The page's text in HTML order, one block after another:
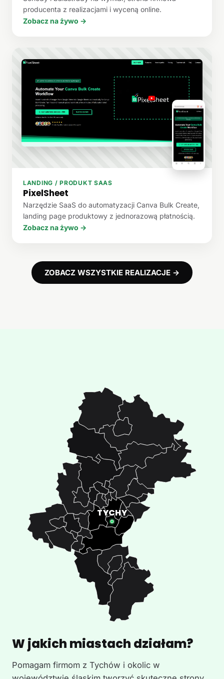
producenta z realizacjami i wyceną online.
Zobacz na żywo →
LANDING / PRODUKT SAAS
PixelSheet
Narzędzie SaaS do automatyzacji Canva Bulk Create,
landing page produktowy z jednorazową płatnością.
Zobacz na żywo →
ZOBACZ WSZYSTKIE REALIZACJE →
W jakich miastach działam?
Pomagam firmom z Tychów i okolic w